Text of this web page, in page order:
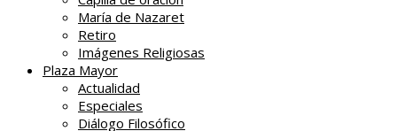
María de Nazaret
Retiro
Imágenes Religiosas
Plaza Mayor
Actualidad
Especiales
Diálogo Filosófico